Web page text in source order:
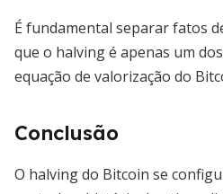
É fundamental separar fatos
que o halving é apenas um
equação de valorização do
Conclusão
O halving do Bitcoin se